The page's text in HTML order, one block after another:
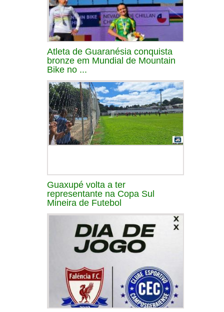
Atleta de Guaranésia conquista
bronze em Mundial de Mountain
Bike no ...
Guaxupé volta a ter
representante na Copa Sul
Mineira de Futebol